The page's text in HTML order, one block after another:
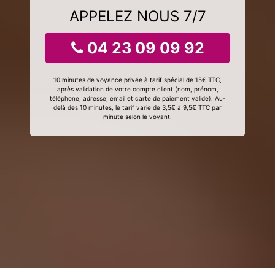
APPELEZ NOUS 7/7
04 23 09 09 92
10 minutes de voyance privée à tarif spécial de 15€ TTC,
après validation de votre compte client (nom, prénom,
téléphone, adresse, email et carte de paiement valide). Au-
delà des 10 minutes, le tarif varie de 3,5€ à 9,5€ TTC par
minute selon le voyant.